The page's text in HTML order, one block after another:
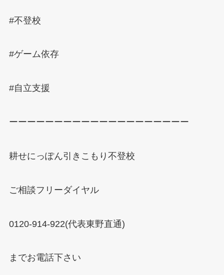
#不登校
#ゲーム依存
#自立支援
ーーーーーーーーーーーーーーーーーーーー
耕せにっぽん引きこもり不登校
ご相談フリーダイヤル
0120-914-922(代表東野直通)
までお電話下さい